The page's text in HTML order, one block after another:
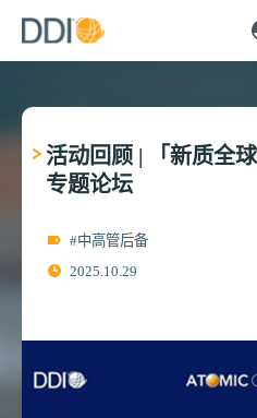
活动回顾 | 「新质全
专题论坛
#中高管后备
2025.10.29